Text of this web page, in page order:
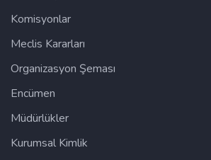
Komisyonlar
Meclis Kararları
Organizasyon Şeması
Encümen
Müdürlükler
Kurumsal Kimlik